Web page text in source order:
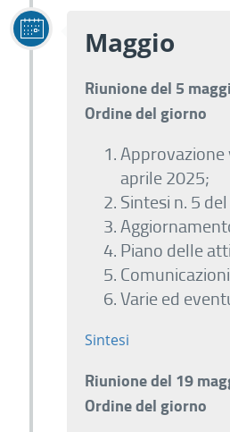
Maggio
Riunione del 5
Ordine del giorno
Approvazione
aprile 2025;
Sintesi n. 5
Piano delle
Varie ed
Sintesi
Riunione del 19
Ordine del giorno